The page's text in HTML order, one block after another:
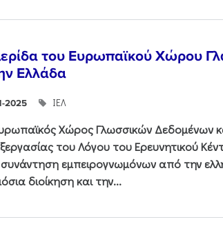
του Ευρωπαϊκού Χώρου
Ελλάδα
2025 ΙΕΛ
Χώρος Γλωσσικών Δεδομένων
του Λόγου του Ερευνητικού
εμπειρογνωμόνων από την
διοίκηση και την...